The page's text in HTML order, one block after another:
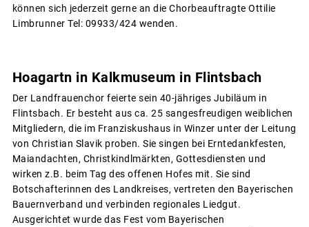
können sich jederzeit gerne an die Chorbeauftragte Ottilie
Limbrunner Tel: 09933/424 wenden.
Hoagartn in Kalkmuseum in Flintsbach
Der Landfrauenchor feierte sein 40-jähriges Jubiläum in
Flintsbach. Er besteht aus ca. 25 sangesfreudigen weiblichen
Mitgliedern, die im Franziskushaus in Winzer unter der Leitung
von Christian Slavik proben. Sie singen bei Erntedankfesten,
Maiandachten, Christkindlmärkten, Gottesdiensten und
wirken z.B. beim Tag des offenen Hofes mit. Sie sind
Botschafterinnen des Landkreises, vertreten den Bayerischen
Bauernverband und verbinden regionales Liedgut.
Ausgerichtet wurde das Fest vom Bayerischen